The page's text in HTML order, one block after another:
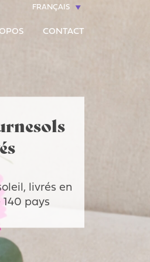
FRANÇAIS
CONTACT
livrés en
pays